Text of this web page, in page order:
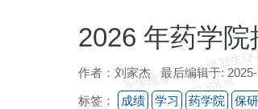
2026 年药学
作者：刘家杰 最后编辑于:
标签： 成绩 学习 药学院 保研
维
8